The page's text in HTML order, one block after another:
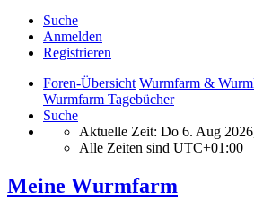
Suche
Anmelden
Registrieren
Foren-Übersicht Wurmfarm &
Wurmfarm Tagebücher
Suche
Aktuelle Zeit: Do 6. Aug
Alle Zeiten sind UTC+01:00
Meine Wurmfarm